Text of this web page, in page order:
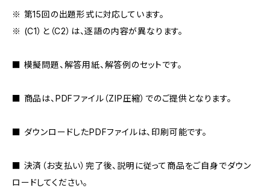
※ 第15回の出題形式に対応しています。
※ (C1）と（C2）は、逐語の内容が異なります。
■ 模擬問題、解答用紙、解答例のセットです。
■ 商品は、PDFファイル（ZIP圧縮）でのご提供となります。
■ ダウンロードしたPDFファイルは、印刷可能です。
■ 決済（お支払い）完了後、説明に従って商品をご自身でダウン
ロードしてください。